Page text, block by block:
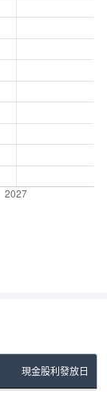
現金股利發放日